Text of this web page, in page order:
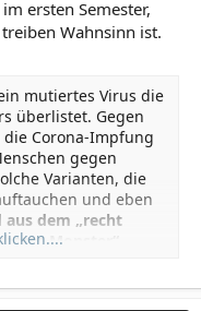
gibt es nach
von Substanzen.
Medizinern durch
ersten Semester,
Wahnsinn ist.
mutiertes Virus die
überlistet. Gegen
Corona-Impfung
gegen
Varianten, die
und eben
dem „recht
Monster“